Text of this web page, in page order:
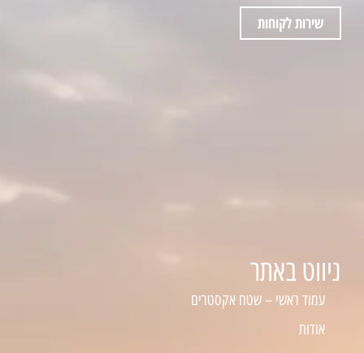
שירות לקוחות
ניווט באתר
עמוד ראשי – שטח אקסטרים
אודות